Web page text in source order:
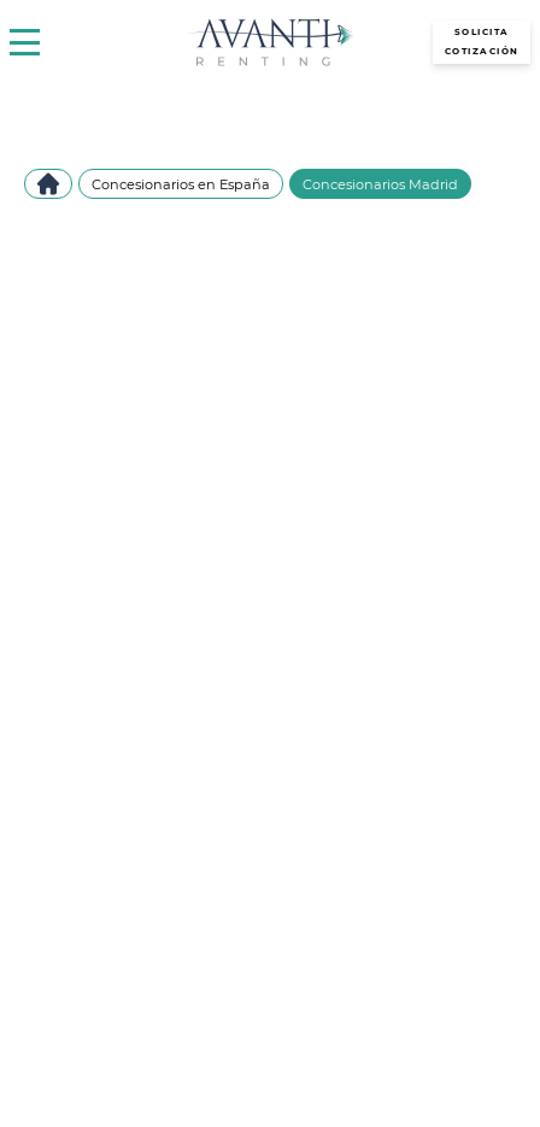
SOLICITA
COTIZACIÓN
Concesionarios en España Concesionarios Madrid